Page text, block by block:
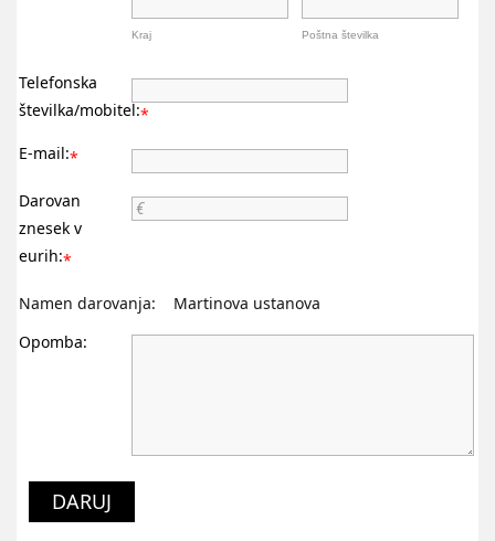
Kraj Poštna številka
Telefonska
številka/mobitel:*
E-mail:*
Darovan
znesek v
eurih:*
Namen darovanja: Martinova ustanova
Opomba:
DARUJ